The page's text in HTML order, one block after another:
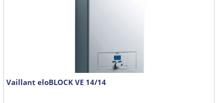
Vaillant eloBLOCK VE 14/14